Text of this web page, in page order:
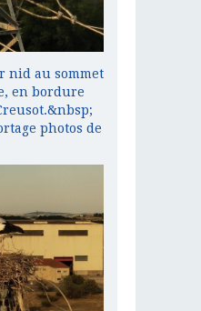
nid au sommet
en bordure
photos de